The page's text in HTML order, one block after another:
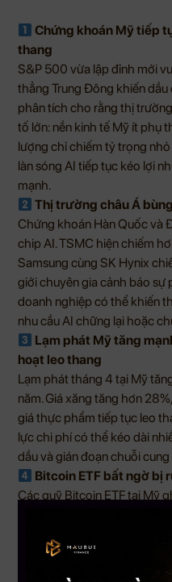
Chứng khoán Mỹ tiếp
thang
S&P 500 vừa lập đỉnh mới
thẳng Trung Đông khiến
phân tích cho rằng thị
tố lớn: nền kinh tế Mỹ ít phụ
lượng chỉ chiếm tỷ trọng
làn sóng AI tiếp tục kéo lợi
mạnh.
Thị trường châu Á
Chứng khoán Hàn Quốc và
chip AI. TSMC hiện chiếm
Samsung cùng SK Hynix
giới chuyên gia cảnh báo sự
doanh nghiệp có thể khiến
nhu cầu AI chững lại hoặc
Lạm phát Mỹ tăng
hoạt leo thang
Lạm phát tháng 4 tại Mỹ
năm. Giá xăng tăng hơn
giá thực phẩm tiếp tục leo
lực chi phí có thể kéo dài
dầu và gián đoạn chuỗi
Bitcoin ETF bất ngờ bị
Các quỹ Bitcoin ETF tại Mỹ
triệu USD sau 5 phiên hút
Bitcoin giảm dưới mốc
ngắn hạn. Dù vậy, quỹ
duy trì dòng tiền dương và